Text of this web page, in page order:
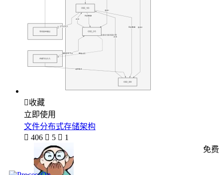
收藏
立即使用
文件分布式存储架构
 406  5  1
免费